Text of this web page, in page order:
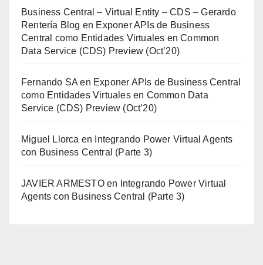
Business Central – Virtual Entity – CDS – Gerardo
Rentería Blog en Exponer APIs de Business
Central como Entidades Virtuales en Common
Data Service (CDS) Preview (Oct’20)
Fernando SA en Exponer APIs de Business Central
como Entidades Virtuales en Common Data
Service (CDS) Preview (Oct’20)
Miguel Llorca en
Integrando Power Virtual Agents
con Business Central (Parte 3)
JAVIER ARMESTOen
Integrando Power Virtual
Agents con Business Central (Parte 3)